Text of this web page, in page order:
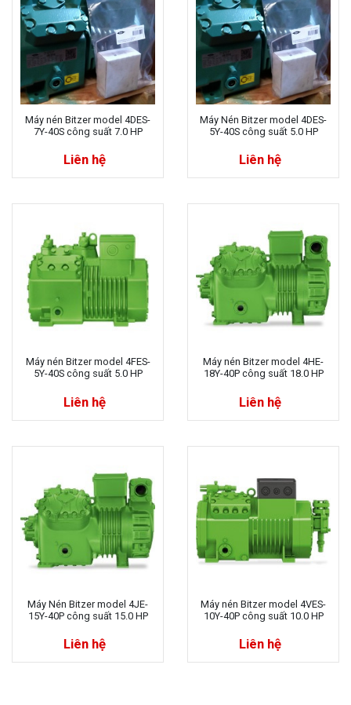
Máy nén Bitzer model 4DES-
7Y-40S công suất 7.0 HP
Liên hệ
Máy Nén Bitzer model 4DES-
5Y-40S công suất 5.0 HP
Liên hệ
Máy nén Bitzer model 4FES-
5Y-40S công suất 5.0 HP
Liên hệ
Máy nén Bitzer model 4HE-
18Y-40P công suất 18.0 HP
Liên hệ
Máy Nén Bitzer model 4JE-
15Y-40P công suất 15.0 HP
Liên hệ
Máy nén Bitzer model 4VES-
10Y-40P công suất 10.0 HP
Liên hệ